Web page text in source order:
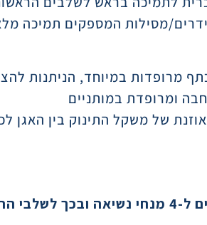
מסילות המספקים תמיכה
מרופדות במיוחד, הניתנות
ומרופדת במותניים
של משקל התינוק בין האגן
של התינוק